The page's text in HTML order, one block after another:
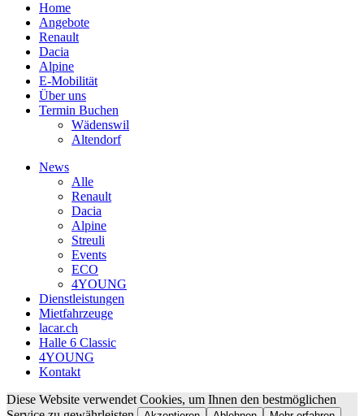
Home
Angebote
Renault
Dacia
Alpine
E-Mobilität
Über uns
Termin Buchen
Wädenswil
Altendorf
News
Alle
Renault
Dacia
Alpine
Streuli
Events
ECO
4YOUNG
Dienstleistungen
Mietfahrzeuge
lacar.ch
Halle 6 Classic
4YOUNG
Kontakt
Diese Website verwendet Cookies, um Ihnen den bestmöglichen